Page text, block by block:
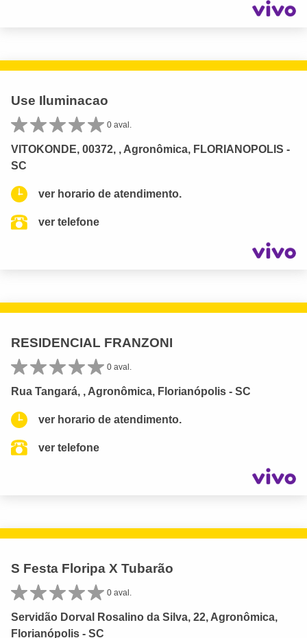
Use Iluminacao
0 aval.
VITOKONDE, 00372, , Agronômica, FLORIANOPOLIS -
SC
ver horario de atendimento.
ver telefone
RESIDENCIAL FRANZONI
0 aval.
Rua Tangará, , Agronômica, Florianópolis - SC
ver horario de atendimento.
ver telefone
S Festa Floripa X Tubarão
0 aval.
Servidão Dorval Rosalino da Silva, 22, Agronômica,
Florianópolis - SC